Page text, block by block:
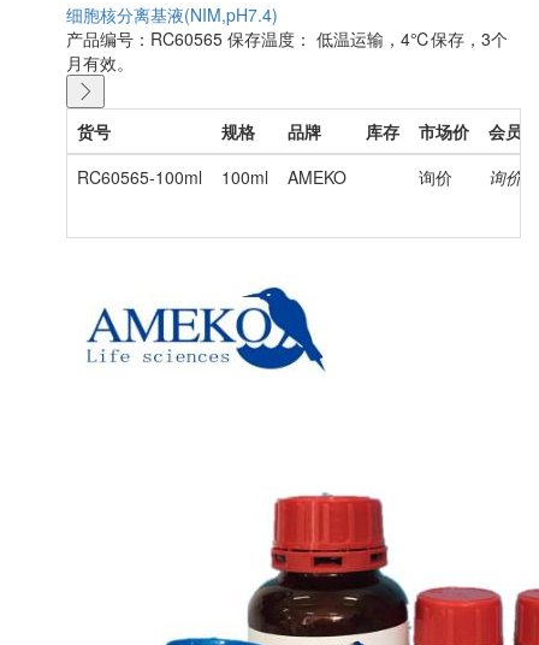
细胞核分离基液(NIM,pH7.4)
产品编号：RC60565 保存温度： 低温运输，4℃保存，3个
月有效。
货号 规格 品牌 库存 市场价
会员价
RC60565-100ml
100ml AMEKO 询价 询价